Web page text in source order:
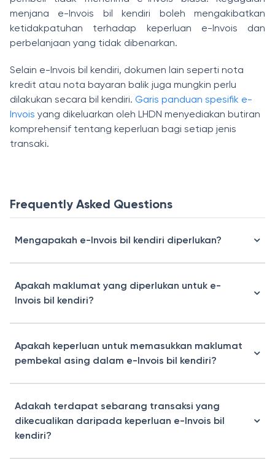
menjana e-Invois bil kendiri boleh mengakibatkan
ketidakpatuhan terhadap keperluan e-Invois dan
perbelanjaan yang tidak dibenarkan.
Selain e-Invois bil kendiri, dokumen lain seperti nota
kredit atau nota bayaran balik juga mungkin perlu
dilakukan secara bil kendiri. Garis panduan spesifik e-
Invois yang dikeluarkan oleh LHDN menyediakan butiran
komprehensif tentang keperluan bagi setiap jenis
transaki.
Frequently Asked Questions
Mengapakah e-Invois bil kendiri diperlukan?
Apakah maklumat yang diperlukan untuk e-
Invois bil kendiri?
Apakah keperluan untuk memasukkan maklumat
pembekal asing dalam e-Invois bil kendiri?
Adakah terdapat sebarang transaksi yang
dikecualikan daripada keperluan e-Invois bil
kendiri?